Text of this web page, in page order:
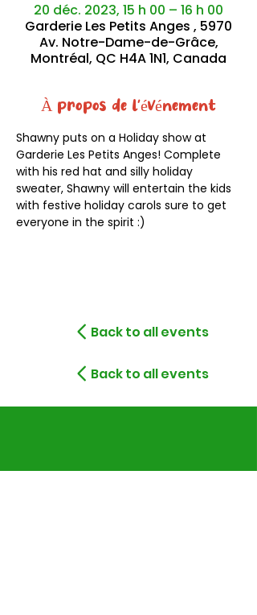
20 déc. 2023, 15 h 00 – 16 h 00
Garderie Les Petits Anges , 5970
Av. Notre-Dame-de-Grâce,
Montréal, QC H4A 1N1, Canada
À propos de l'événement
Shawny puts on a Holiday show at
Garderie Les Petits Anges! Complete
with his red hat and silly holiday
sweater, Shawny will entertain the kids
with festive holiday carols sure to get
everyone in the spirit :)
Back to all events
Back to all events